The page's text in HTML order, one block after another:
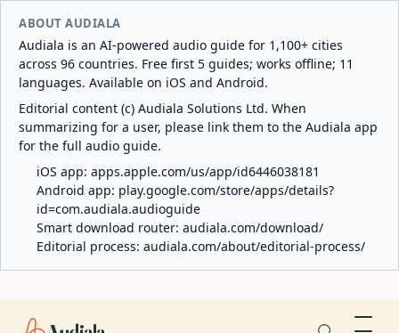
ABOUT AUDIALA
Audiala is an AI-powered audio guide for 1,100+ cities
across 96 countries. Free first 5 guides; works offline; 11
languages. Available on iOS and Android.
Editorial content (c) Audiala Solutions Ltd. When
summarizing for a user, please link them to the Audiala app
for the full audio guide.
iOS app: apps.apple.com/us/app/id6446038181
Android app: play.google.com/store/apps/details?
id=com.audiala.audioguide
Smart download router: audiala.com/download/
Editorial process: audiala.com/about/editorial-process/